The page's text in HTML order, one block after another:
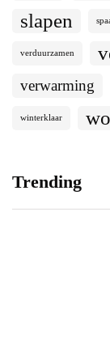
slapen
verduurzamen
verwarming
winterklaar
Trending